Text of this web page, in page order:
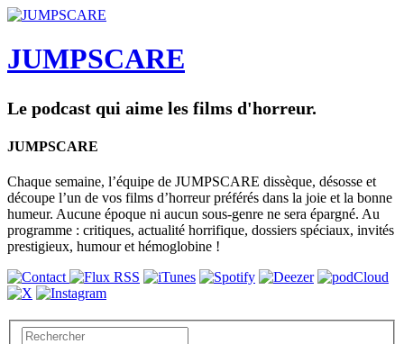
JUMPSCARE
Le podcast qui aime les films d'horreur.
JUMPSCARE
Chaque semaine, l’équipe de JUMPSCARE dissèque, désosse et
découpe l’un de vos films d’horreur préférés dans la joie et la bonne
humeur. Aucune époque ni aucun sous-genre ne sera épargné. Au
programme : critiques, actualité horrifique, dossiers spéciaux, invités
prestigieux, humour et hémoglobine !